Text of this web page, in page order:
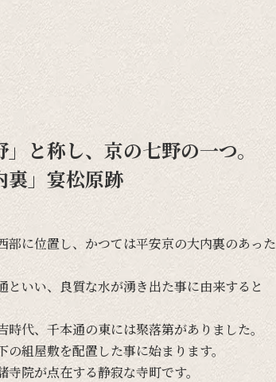
と称し、京の七野の一つ。
裏」宴松原跡
部に位置し、 かつては平安京の大内裏のあった
といい、 良質な水が湧き出た事に由来すると
時代、千本通の東には聚落第がありました。
の組屋敷を配置した事に始まります。
寺院が点在する静寂な寺町です。